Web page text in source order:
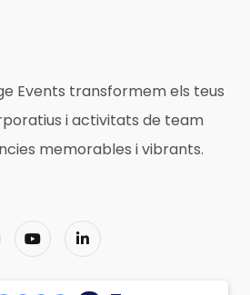
Events transformem els teus
i activitats de team
memorables i vibrants.